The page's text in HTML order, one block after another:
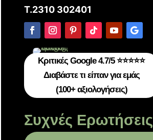
T.2310 302401
Κριτικές Google 4.7/5 ⭐⭐⭐⭐⭐
Διαβάστε τι είπαν για εμάς
(100+ αξιολογήσεις)
Συχνές Ερωτήσεις